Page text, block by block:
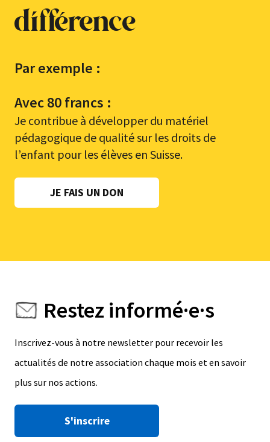
différence
Par exemple :
Avec 80 francs :
Je contribue à développer du matériel
pédagogique de qualité sur les droits de
l’enfant pour les élèves en Suisse.
JE FAIS UN DON
Restez informé·e·s
Inscrivez-vous à notre newsletter pour recevoir les
actualités de notre association chaque mois et en savoir
plus sur nos actions.
S'inscrire